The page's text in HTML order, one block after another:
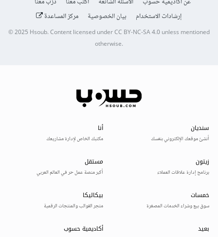
إرشادات الاستخدام
بيان الخصوصية مركز المساعدة
© 2025Hsoub.Content licensed underCC BY-NC-SA 4.0unless mentioned
otherwise.